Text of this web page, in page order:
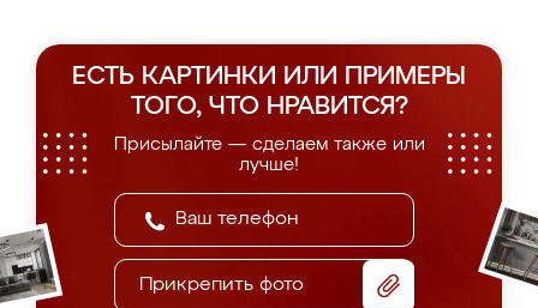
ЕСТЬ КАРТИНКИ ИЛИ ПРИМЕРЫ
ТОГО, ЧТО НРАВИТСЯ?
Присылайте — сделаем также или
лучше!
Прикрепить фото